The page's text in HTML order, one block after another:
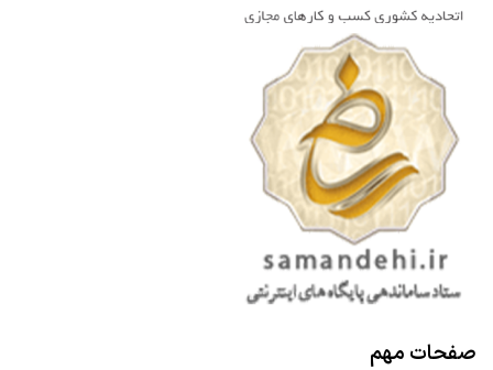
صفحات مهم